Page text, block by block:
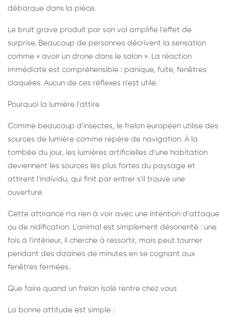
débarque dans la pièce.
Le bruit grave produit par son vol amplifie l'effet de
surprise. Beaucoup de personnes décrivent la sensation
comme « avoir un drone dans le salon ». La réaction
immédiate est compréhensible : panique, fuite, fenêtres
claquées. Aucun de ces réflexes n'est utile.
Pourquoi la lumière l'attire
Comme beaucoup d'insectes, le frelon européen utilise des
sources de lumière comme repère de navigation. À la
tombée du jour, les lumières artificielles d'une habitation
deviennent les sources les plus fortes du paysage et
attirent l'individu, qui finit par entrer s'il trouve une
ouverture.
Cette attirance n'a rien à voir avec une intention d'attaque
ou de nidification. L'animal est simplement désorienté : une
fois à l'intérieur, il cherche à ressortir, mais peut tourner
pendant des dizaines de minutes en se cognant aux
fenêtres fermées.
Que faire quand un frelon isolé rentre chez vous
La bonne attitude est simple :